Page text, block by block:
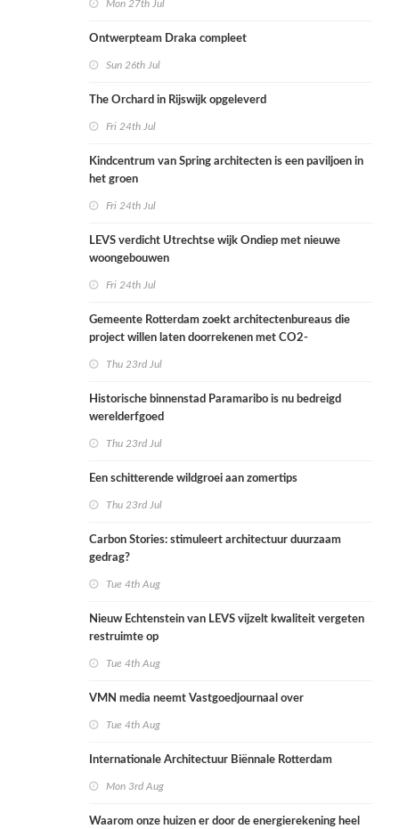
Mon 27th Jul
Ontwerpteam Draka compleet
Sun 26th Jul
The Orchard in Rijswijk opgeleverd
Fri 24th Jul
Kindcentrum van Spring architecten is een paviljoen in
het groen
Fri 24th Jul
LEVS verdicht Utrechtse wijk Ondiep met nieuwe
woongebouwen
Fri 24th Jul
Gemeente Rotterdam zoekt architectenbureaus die
project willen laten doorrekenen met CO2-
Thu 23rd Jul
Historische binnenstad Paramaribo is nu bedreigd
werelderfgoed
Thu 23rd Jul
Een schitterende wildgroei aan zomertips
Thu 23rd Jul
Carbon Stories: stimuleert architectuur duurzaam
gedrag?
Tue 4th Aug
Nieuw Echtenstein van LEVS vijzelt kwaliteit vergeten
restruimte op
Tue 4th Aug
VMN media neemt Vastgoedjournaal over
Tue 4th Aug
Internationale Architectuur Biënnale Rotterdam
Mon 3rd Aug
Waarom onze huizen er door de energierekening heel